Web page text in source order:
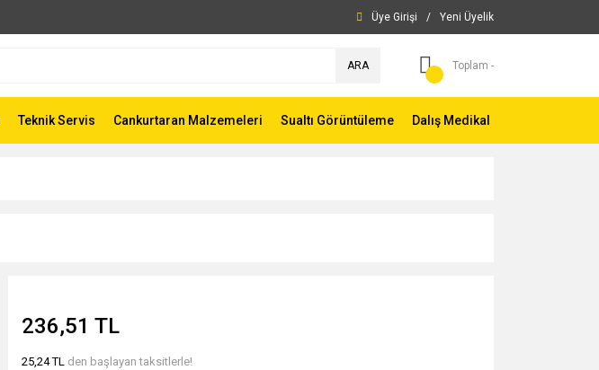
Üye Girişi / Yeni Üyelik
ARA Toplam -
Teknik Servis Cankurtaran Malzemeleri Sualtı Görüntüleme Dalış Medikal
236,51 TL
25,24 TL den başlayan taksitlerle!